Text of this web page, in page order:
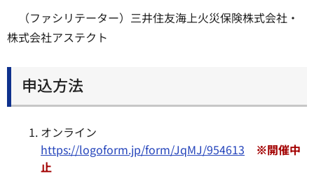
（ファシリテーター）三井住友海上火災保険株式会社・
株式会社アステクト
申込方法
オンライン
https://logoform.jp/form/JqMJ/954613
※開催中
止